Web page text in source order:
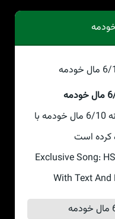
هم اکنون برای شما ترانه 6/10 مال خودمه با
کرده است
Exclusive Song:
With Text